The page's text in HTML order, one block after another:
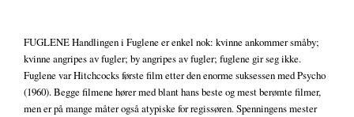
FUGLENE Handlingen i Fuglene er enkel nok: kvinne ankommer småby;
kvinne angripes av fugler; by angripes av fugler; fuglene gir seg ikke.
Fuglene var Hitchcocks første film etter den enorme suksessen med Psycho
(1960). Begge filmene hører med blant hans beste og mest berømte filmer,
men er på mange måter også atypiske for regissøren. Spenningens mester